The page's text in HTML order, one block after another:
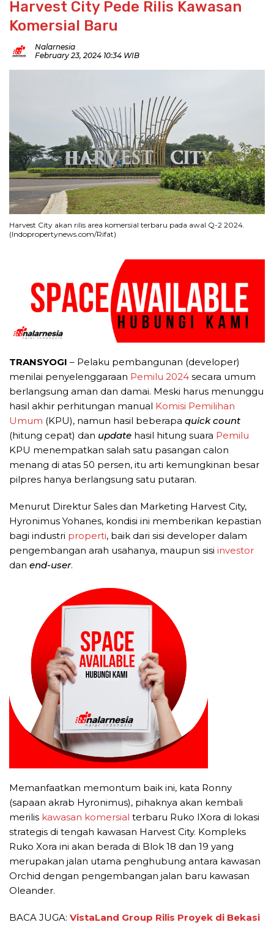
Harvest City Pede Rilis Kawasan
Komersial Baru
Nalarnesia
February 23, 2024 10:34 WIB
Harvest City akan rilis area komersial terbaru pada awal Q-2 2024.
(Indopropertynews.com/Rifat)
TRANSYOGI – Pelaku pembangunan (developer)
menilai penyelenggaraan Pemilu 2024 secara umum
berlangsung aman dan damai. Meski harus menunggu
hasil akhir perhitungan manual Komisi Pemilihan
Umum (KPU), namun hasil beberapa quick count
(hitung cepat) dan update hasil hitung suara Pemilu
KPU menempatkan salah satu pasangan calon
menang di atas 50 persen, itu arti kemungkinan besar
pilpres hanya berlangsung satu putaran.
Menurut Direktur Sales dan Marketing Harvest City,
Hyronimus Yohanes, kondisi ini memberikan kepastian
bagi industri properti, baik dari sisi developer dalam
pengembangan arah usahanya, maupun sisi investor
dan end-user.
Memanfaatkan memontum baik ini, kata Ronny
(sapaan akrab Hyronimus), pihaknya akan kembali
merilis kawasan komersial terbaru Ruko IXora di lokasi
strategis di tengah kawasan Harvest City. Kompleks
Ruko Xora ini akan berada di Blok 18 dan 19 yang
merupakan jalan utama penghubung antara kawasan
Orchid dengan pengembangan jalan baru kawasan
Oleander.
BACA JUGA: VistaLand Group Rilis Proyek di Bekasi